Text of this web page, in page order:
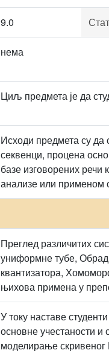
9.0
нема
Циљ предмета је да
Исходи предмета су да
секвенци, процена
базе изговорених
анализе или применом
Преглед различитих
униформне тубе,
квантизатора,
њихова примена у
У току наставе
основне учестаности и
моделирање